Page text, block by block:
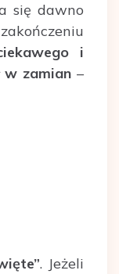
się dawno
i
w zamian –
. Jeżeli